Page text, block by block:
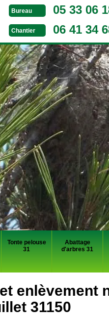
Bureau 05 33 06
Chantier 06 41 34
Tonte pelouse
31
Abattage
d'arbres 31
enlèvement
31150